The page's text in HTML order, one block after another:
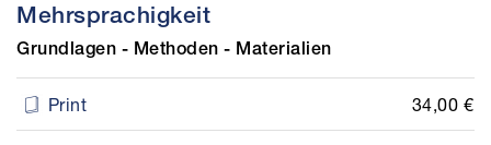
Mehrsprachigkeit
Grundlagen - Methoden - Materialien
Print 34,00 €